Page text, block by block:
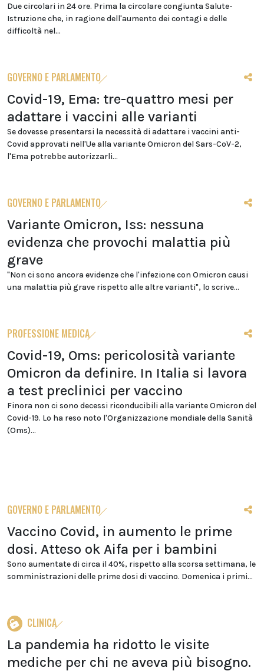
Due circolari in 24 ore. Prima la circolare congiunta Salute-
Istruzione che, in ragione dell'aumento dei contagi e delle
difficoltà nel...
GOVERNO E PARLAMENTO
Covid-19, Ema: tre-quattro mesi per
adattare i vaccini alle varianti
Se dovesse presentarsi la necessità di adattare i vaccini anti-
Covid approvati nell'Ue alla variante Omicron del Sars-CoV-2,
l'Ema potrebbe autorizzarli...
GOVERNO E PARLAMENTO
Variante Omicron, Iss: nessuna
evidenza che provochi malattia più
grave
"Non ci sono ancora evidenze che l'infezione con Omicron causi
una malattia più grave rispetto alle altre varianti", lo scrive...
PROFESSIONE MEDICA
Covid-19, Oms: pericolosità variante
Omicron da definire. In Italia si lavora
a test preclinici per vaccino
Finora non ci sono decessi riconducibili alla variante Omicron del
Covid-19. Lo ha reso noto l'Organizzazione mondiale della Sanità
(Oms)...
GOVERNO E PARLAMENTO
Vaccino Covid, in aumento le prime
dosi. Atteso ok Aifa per i bambini
Sono aumentate di circa il 40%, rispetto alla scorsa settimana, le
somministrazioni delle prime dosi di vaccino. Domenica i primi...
CLINICA
La pandemia ha ridotto le visite
mediche per chi ne aveva più bisogno.